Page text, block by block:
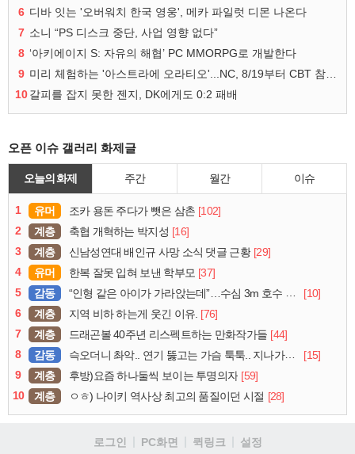
6 디바 잇는 '오버워치 한국 영웅', 메카 파일럿 디몬 나온다
7 소니 “PS 디스크 중단, 사업 영향 없다”
8 ‘아키에이지 S: 자유의 해협’ PC MMORPG로 개발한다
9
10갈피를 잡지 못한 젠지, DK에게도 0:2 패배
오픈 이슈 갤러리 화제글
오늘의 화제 주간 월간 이슈
1 유머 조카 용돈 주다가 뺏은 삼촌 [102]
2
계층 축협 개혁하는 박지성 [16]
3
계층 신남성연대 배인규 사망 소식 댓글 근황 [29]
4
유머 한복 잘못 입혀 보낸 학부모 [37]
5
감동 “인형 같은 아이가 가라앉는데”…수심 3m 호수 뛰어든 60대 의인
[10]
6
계층 지역 비하 하는게 웃긴 이유. [76]
7
계층 드래곤볼 40주년 리스펙트하는 만화작가들 [44]
8
감동 슥오더니 촤악.. 연기 뚫고는 가슴 툭툭.. 지나가던 아재의 정체
[15]
9
계층 후방)요즘 하나둘씩 보이는 투명의자 [59]
10
계층 ㅇㅎ) 나이키 역사상 최고의 품질이던 시절 [28]
로그인 PC화면 퀵링크 설정